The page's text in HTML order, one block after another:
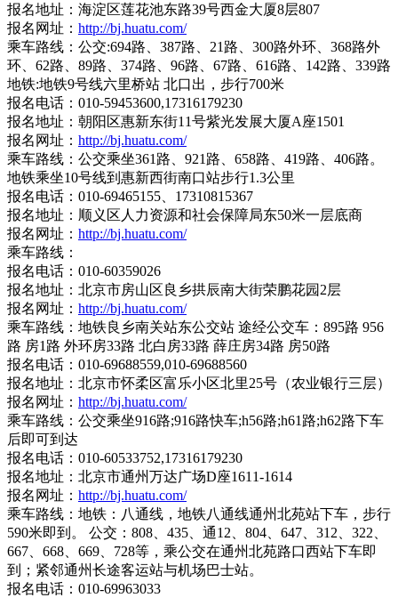
报名地址：海淀区莲花池东路39号西金大厦8层807
报名网址： http://bj.huatu.com/
乘车路线：公交:694路、387路、21路、300路外环、368路外
环、62路、89路、374路、96路、67路、616路、142路、339路
地铁:地铁9号线六里桥站 北口出，步行700米
报名电话：010-59453600,17316179230
报名地址：朝阳区惠新东街11号紫光发展大厦A座1501
报名网址： http://bj.huatu.com/
乘车路线：公交乘坐361路、921路、658路、419路、406路。
地铁乘坐10号线到惠新西街南口站步行1.3公里
报名电话：010-69465155、17310815367
报名地址：顺义区人力资源和社会保障局东50米一层底商
报名网址： http://bj.huatu.com/
乘车路线：
报名电话：010-60359026
报名地址：北京市房山区良乡拱辰南大街荣鹏花园2层
报名网址： http://bj.huatu.com/
乘车路线：地铁良乡南关站东公交站 途经公交车：895路 956
路 房1路 外环房33路 北白房33路 薛庄房34路 房50路
报名电话：010-69688559,010-69688560
报名地址：北京市怀柔区富乐小区北里25号（农业银行三层）
报名网址： http://bj.huatu.com/
乘车路线：公交乘坐916路;916路快车;h56路;h61路;h62路下车
后即可到达
报名电话：010-60533752,17316179230
报名地址：北京市通州万达广场D座1611-1614
报名网址： http://bj.huatu.com/
乘车路线：地铁：八通线，地铁八通线通州北苑站下车，步行
590米即到。 公交：808、435、通12、804、647、312、322、
667、668、669、728等，乘公交在通州北苑路口西站下车即
到；紧邻通州长途客运站与机场巴士站。
报名电话：010-69963033